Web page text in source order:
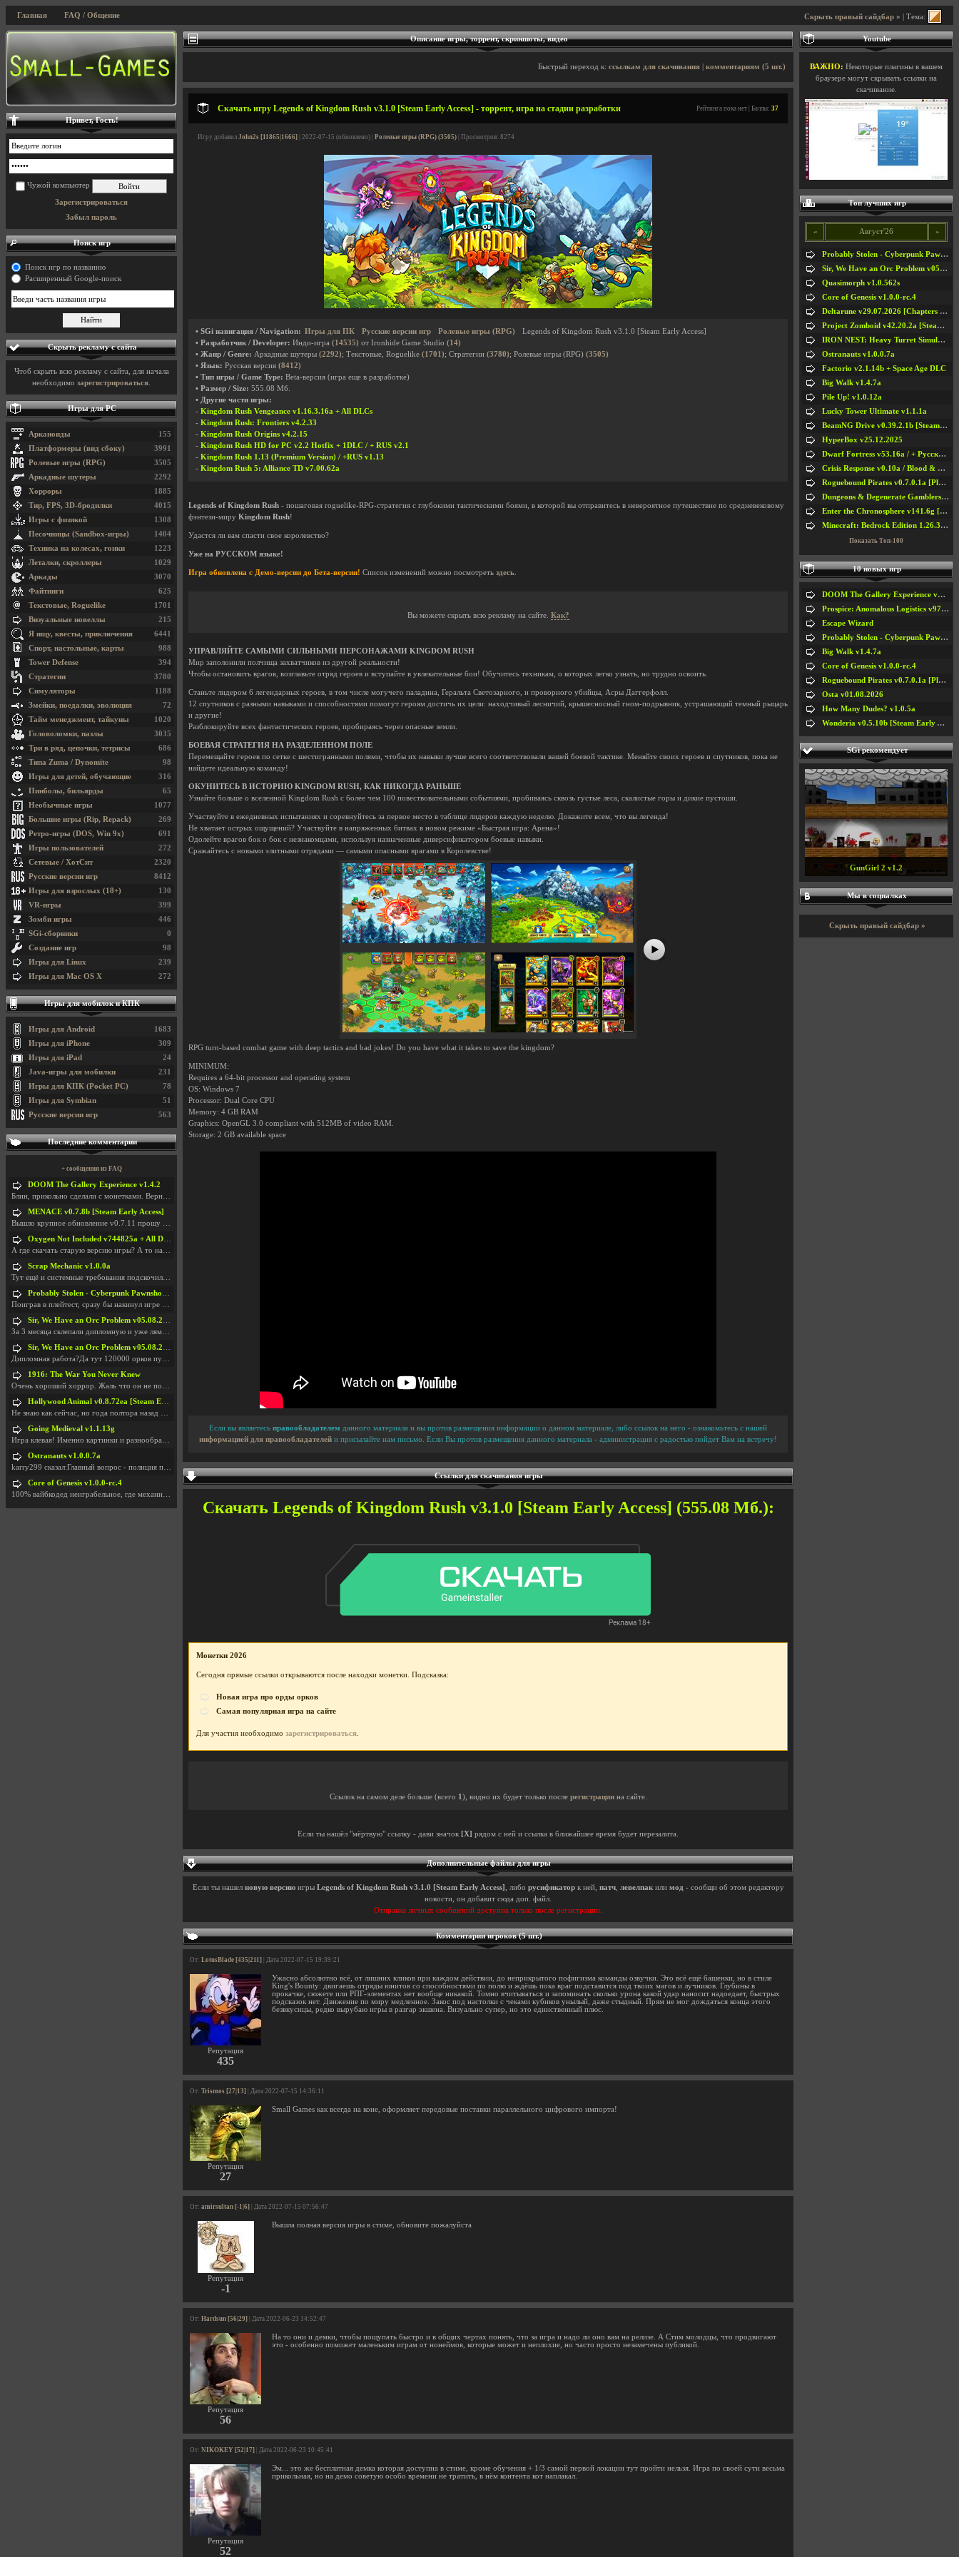
Скрыть правый сайдбар » | Тема:
Главная FAQ / Общение
Описание игры, торрент, скриншоты, видео
Быстрый переход к: ссылкам для скачивания комментариям (5 шт.)
Скачать игру Legends of Kingdom Rush v3.1.0 [Steam Early Access] - торрент, игра на стадии разработки Рейтинга пока нет | Баллы: 37
Игру добавил John2s [11865|1666] | 2022-07-15 (обновлено) | Ролевые игры (RPG) (3505) | Просмотров: 8274
• SGi навигация / Navigation: Игры для ПК Русские версии игр Ролевые игры (RPG)
Legends of Kingdom Rush v3.1.0 [Steam Early Access]
• Разработчик / Developer: Инди-игра (14535) от Ironhide Game Studio (14)
• Жанр / Genre: Аркадные шутеры (2292); Текстовые, Roguelike (1701); Стратегии (3780); Ролевые игры (RPG) (3505)
• Язык: Русская версия (8412)
• Тип игры / Game Type: Beta-версия (игра еще в разработке)
• Размер / Size: 555.08 Мб.
• Другие части игры:
- Kingdom Rush Vengeance v1.16.3.16a + All DLCs
- Kingdom Rush: Frontiers v4.2.33
- Kingdom Rush Origins v4.2.15
- Kingdom Rush HD for PC v2.2 Hotfix + 1DLC / + RUS v2.1
- Kingdom Rush 1.13 (Premium Version) / +RUS v1.13
- Kingdom Rush 5: Alliance TD v7.00.62a
Legends of Kingdom Rush - пошаговая roguelike-RPG-стратегия с глубокими тактическими боями, в которой вы отправитесь в невероятное путешествие по средневековому
фэнтези-миру Kingdom Rush!
Удастся ли вам спасти свое королевство?
Уже на РУССКОМ языке!
Игра обновлена с Демо-версии до Бета-версии! Список изменений можно посмотреть здесь
Вы можете скрыть всю рекламу на сайте. Как?
УПРАВЛЯЙТЕ САМЫМИ СИЛЬНЫМИ ПЕРСОНАЖАМИ KINGDOM RUSH
Мир заполонили полчища захватчиков из другой реальности!
Чтобы остановить врагов, возглавьте отряд героев и вступайте в увлекательные бои! Обучитесь техникам, о которых легко узнать, но трудно освоить.
Станьте лидером 6 легендарных героев, в том числе могучего паладина, Геральта Светозарного, и проворного убийцы, Асры Даггерфолл.
12 спутников с разными навыками и способностями помогут героям достичь их цели: находчивый лесничий, крышесносный гном-подрывник, устрашающий темный рыцарь
и другие!
Разблокируйте всех фантастических героев, пробираясь через опасные земли.
БОЕВАЯ СТРАТЕГИЯ НА РАЗДЕЛЕННОМ ПОЛЕ
Перемещайте героев по сетке с шестигранными полями, чтобы их навыки лучше всего соответствовали вашей боевой тактике. Меняйте своих героев и спутников, пока не
найдете идеальную команду!
ОКУНИТЕСЬ В ИСТОРИЮ KINGDOM RUSH, КАК НИКОГДА РАНЬШЕ
Узнайте больше о вселенной Kingdom Rush с более чем 100 повествовательными событиями, пробиваясь сквозь густые леса, скалистые горы и дикие пустоши.
Участвуйте в ежедневных испытаниях и соревнуйтесь за первое место в таблице лидеров каждую неделю. Докажите всем, что вы легенда!
Не хватает острых ощущений? Участвуйте в напряженных битвах в новом режиме «Быстрая игра: Арена»!
Одолейте врагов бок о бок с незнакомцами, используя назначенные диверсификатором боевые навыки.
Сражайтесь с новыми элитными отрядами — самыми опасными врагами в Королевстве!
#6
RPG turn-based combat game with deep tactics and bad jokes! Do you have what it takes to save the kingdom?
MINIMUM:
Requires a 64-bit processor and operating system
OS: Windows 7
Processor: Dual Core CPU
Memory: 4 GB RAM
Graphics: OpenGL 3.0 compliant with 512MB of video RAM.
Storage: 2 GB available space
Если вы являетесь правообладателем данного материала и вы против размещения информации о данном материале, либо ссылок на него - ознакомьтесь с нашей
информацией для правообладателей и присылайте нам письмо. Если Вы против размещения данного материала - администрация с радостью пойдет Вам на встречу!
Ссылки для скачивания игры
Скачать Legends of Kingdom Rush v3.1.0 [Steam Early Access] (555.08 Мб.):
Монетки 2026
Сегодня прямые ссылки открываются после находки монетки. Подсказка:
Новая игра про орды орков
Самая популярная игра на сайте
Для участия необходимо зарегистрироваться
Ссылок на самом деле больше (всего 1 ), видно их будет только после регистрациина сайте.
Если ты нашёл "мёртвую" ссылку - дави значок [X] рядом с ней и ссылка в ближайшее время будет перезалита.
Дополнительные файлы для игры
Если ты нашел новую версиюигры Legends of Kingdom Rush v3.1.0 [Steam Early Access] , либо русификаторк ней, патч, левелпакили мод - сообщи об этом редактору
новости, он добавит сюда доп. файл.
Отправка личных сообщений доступна только после регистрации.
Комментарии игроков (5 шт.)
От: LotusBlade [435|211] | Дата 2022-07-15 19:39:21
Репутация
435
Ужасно абсолютно всё, от лишних кликов при каждом действии, до неприкрытого пофигизма команды озвучки. Это всё ещё башенки, но в стиле
King's Bounty: двигаешь отряды юнитов со способностями по полю и ждёшь пока враг подставится под твоих магов и лучников. Глубины в
прокачке, сюжете или РПГ-элементах нет вообще никакой. Томно вчитываться и запоминать сколько урона какой удар наносит надоедает, быстрых
подсказок нет. Движение по миру медленное. Закос под настолки с чеками кубиков унылый, даже стыдный. Прям не мог дождаться конца этого
безвкусицы, редко вырубаю игры в разгар экшена. Визуально супер, но это единственный плюс.
От: Trismos [27|13] | Дата 2022-07-15 14:36:11
Репутация
27
Small Games как всегда на коне, оформляет передовые поставки параллельного цифрового импорта!
От: amirsultan [-1|6] | Дата 2022-07-15 07:56:47
Репутация
-1
Вышла полная версия игры в стиме, обновите пожалуйста
От: Hardsun [56|29] | Дата 2022-06-23 14:52:47
Репутация
56
На то они и демки, чтобы пощупать быстро и в общих чертах понять, что за игра и надо ли оно вам на релизе. А Стим молодцы, что продвигают
это - особенно поможет маленьким играм от нонеймов, которые может и неплохие, но часто просто незамечены публикой.
От: NIKOKEY [52|17] | Дата 2022-06-23 10:45:41
Репутация
52
Эм... это же бесплатная демка которая доступна в стиме, кроме обучения + 1/3 самой первой локации тут пройти нельзя. Игра по своей сути весьма
прикольная, но на демо советую особо времени не тратить, в нём контента кот наплакал.
Привет, Гость!
Чужой компьютер
Зарегистрироваться
Забыл пароль
Поиск игр
Поиск игр по названию
Расширенный Google-поиск
Скрыть рекламу с сайта
Чтоб скрыть всю рекламу с сайта, для начала
необходимо зарегистрироваться
Игры для PC
155
Арканоиды
3991
Платформеры (вид сбоку)
3505
Ролевые игры (RPG)
2292
Аркадные шутеры
1885
Хорроры
4015
Тир, FPS, 3D-бродилки
1308
Игры с физикой
1404
Песочницы (Sandbox-игры)
1223
Техника на колесах, гонки
1029
Леталки, скроллеры
3070
Аркады
625
Файтинги
1701
Текстовые, Roguelike
215
Визуальные новеллы
6441
Я ищу, квесты, приключения
988
Спорт, настольные, карты
394
Tower Defense
3780
Стратегии
1188
Симуляторы
72
Змейки, поедалки, эволюция
1020
Тайм менеджмент, тайкуны
3035
Головоломки, пазлы
686
Три в ряд, цепочки, тетрисы
98
Типа Zuma / Dynomite
316
Игры для детей, обучающие
65
Пинболы, бильярды
1077
Необычные игры
269
Большие игры (Rip, Repack)
691
Ретро-игры (DOS, Win 9x)
272
Игры пользователей
2320
Сетевые / ХотСит
8412
Русские версии игр
130
Игры для взрослых (18+)
399
VR-игры
446
Зомби игры
0
SGi-сборники
98
Создание игр
239
Игры для Linux
272
Игры для Mac OS X
Игры для мобилок и КПК
1683
Игры для Android
309
Игры для iPhone
24
Игры для iPad
231
Java-игры для мобилки
78
Игры для КПК (Pocket PC)
51
Игры для Symbian
563
Русские версии игр
Последние комментарии
+ сообщения из FAQ
DOOM The Gallery Experience v1.4.2
Блин, прикольно сделали с монетками. Вернулся в св
MENACE v0.7.8b [Steam Early Access]
Вышло крупное обновление v0.7.11 прошу обновить
Oxygen Not Included v744825a + All DLC
А где скачать старую версию игры? А то на новой но
Scrap Mechanic v1.0.0a
Тут ещё и системные требования подскочили. Если не
Probably Stolen - Cyberpunk Pawnshop Simulator v048c [Playtest]
Поиграв в плейтест, сразу бы накинул игре наивысши
Sir, We Have an Orc Problem v05.08.2026
За 3 месяца склепали дипломную и уже лям двести ба
Sir, We Have an Orc Problem v05.08.2026
Дипломная работа?Да тут 120000 орков путь выбирают
1916: The War You Never Knew
Очень хороший хоррор. Жаль что он не получил должн
Hollywood Animal v0.8.72ea [Steam Early Access]
Не знаю как сейчас, но года полтора назад игра был
Going Medieval v1.1.13g
Игра клевая! Именно картинки и разнообразия в стро
Ostranauts v1.0.0.7a
karry299 сказал:Главный вопрос - полиция по-прежне
Core of Genesis v1.0.0-rc.4
100% вайбкодед неиграбельное, где механики знает т
Youtube
ВАЖНО: Некоторые плагины в вашем
браузере могут скрывать ссылки на
скачивание.
Топ лучших игр
« Август'26 »
Probably Stolen - Cyberpunk Pawnshop Simulator v048c [Playtest]
Sir, We Have an Orc Problem v05.08.2026
Quasimorph v1.0.562s
Core of Genesis v1.0.0-rc.4
Deltarune v29.07.2026 [Chapters 1-5] / + RUS [Chapters 1-5]
Project Zomboid v42.20.2a [Steam Early Access]
IRON NEST: Heavy Turret Simulator v1.0a
Ostranauts v1.0.0.7a
Factorio v2.1.14b + Space Age DLC
Big Walk v1.4.7a
Pile Up! v1.0.12a
Lucky Tower Ultimate v1.1.1a
BeamNG Drive v0.39.2.1b [Steam Early Access]
HyperBox v25.12.2025
Dwarf Fortress v53.16a / + Русская Версия v50.12a
Crisis Response v0.10a / Blood & Bullet
Roguebound Pirates v0.7.0.1a [Playtest]
Dungeons & Degenerate Gamblers v2.0.2a
Enter the Chronosphere v141.6g [Steam Early Access]
Minecraft: Bedrock Edition 1.26.33.1a / + TLauncher v2.89
Показать Топ-100
10 новых игр
DOOM The Gallery Experience v1.4.2
Prospice: Anomalous Logistics v97 [Playtest]
Escape Wizard
Probably Stolen - Cyberpunk Pawnshop Simulator v048c [Playtest]
Big Walk v1.4.7a
Core of Genesis v1.0.0-rc.4
Roguebound Pirates v0.7.0.1a [Playtest]
Osta v01.08.2026
How Many Dudes? v1.0.5a
Wonderia v0.5.10b [Steam Early Access]
SGi рекомендует
GunGirl 2 v1.2
Мы в социалках
Скрыть правый сайдбар »